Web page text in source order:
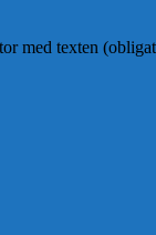
med texten